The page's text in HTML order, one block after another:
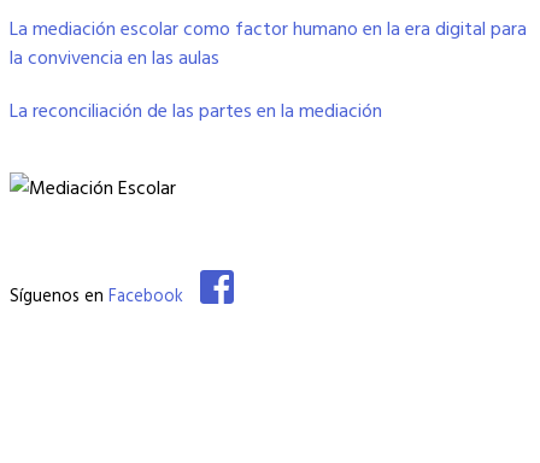
La mediación escolar como factor humano en la era digital para
la convivencia en las aulas
La reconciliación de las partes en la mediación
Síguenos en Facebook